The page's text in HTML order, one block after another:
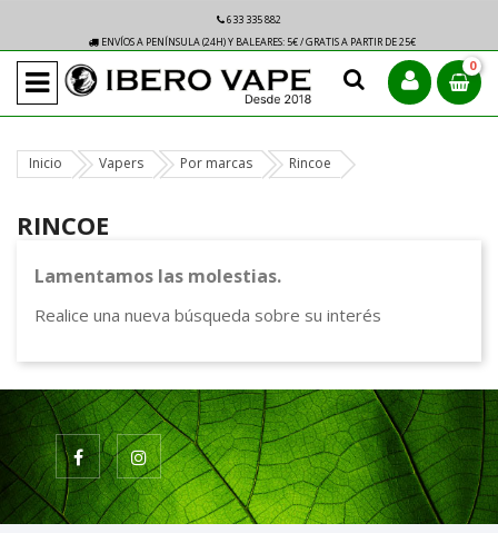
633 335 882
ENVÍOS A PENÍNSULA (24H) Y BALEARES: 5€ / GRATIS A PARTIR DE 25€
0
Inicio Vapers Por marcas Rincoe
RINCOE
Lamentamos las molestias.
Realice una nueva búsqueda sobre su interés